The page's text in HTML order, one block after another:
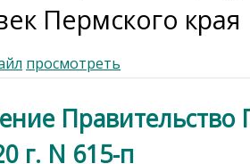
Пермского края
просмотреть
Правительство
г. N 615-п